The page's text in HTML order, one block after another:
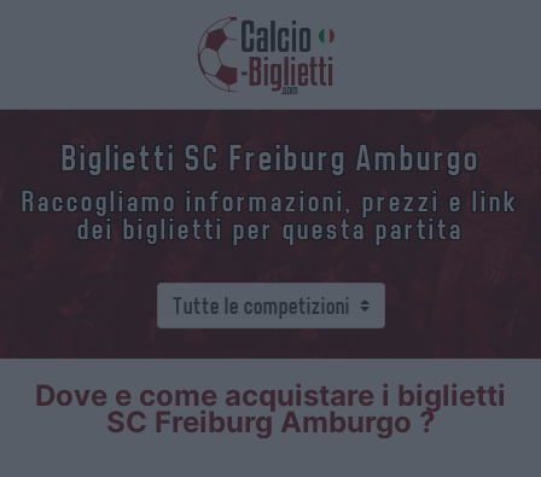
Biglietti SC Freiburg Amburgo
Raccogliamo informazioni, prezzi e link
dei biglietti per questa partita
Dove e come acquistare i biglietti
SC Freiburg Amburgo ?